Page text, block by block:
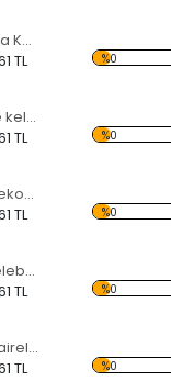
5 Yapraklı Gonca Kelebekli Dekoratif Ahşap Çerçeveli Ayna
TL %0
Renlki Çiçekli ve kelebekli Dekoratif Ahşap Çerçeveli Ayna
TL %0
Yeşil Çiçekler Dekoratif Ahşap Çerçeveli Ayna
TL %0
Karışık Renkli Kelebekler ve Çiçekler Dekoratif Ahşap Çerçeveli Ayna
TL %0
Yağlı Boya ve Daireler Dekoratif Ahşap Çerçeveli Ayna
TL %0